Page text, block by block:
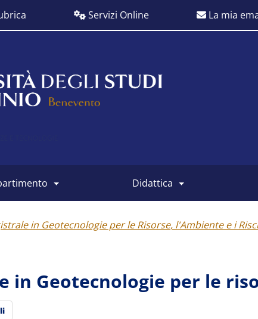
Servizi Online La mia
didattica
in Geotecnologie per le Risorse, l'Ambiente e i
in Geotecnologie per le